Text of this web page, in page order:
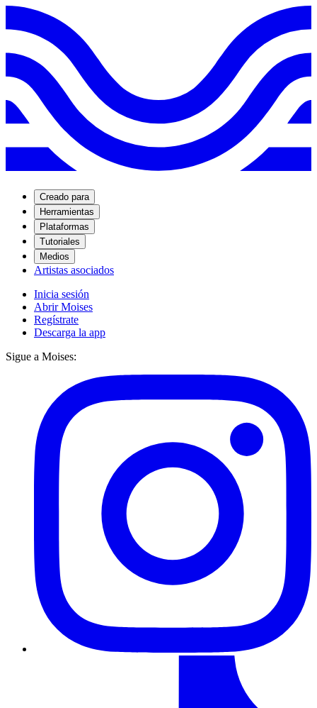
Creado para
Herramientas
Plataformas
Tutoriales
Medios
Artistas asociados
Inicia sesión
Abrir Moises
Regístrate
Descarga la app
Sigue a Moises: